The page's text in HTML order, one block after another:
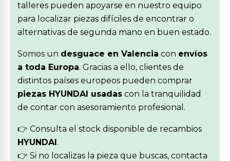
talleres pueden apoyarse en nuestro equipo
para localizar piezas difíciles de encontrar o
alternativas de segunda mano en buen estado.
Somos un desguace en Valencia con envíos
a toda Europa. Gracias a ello, clientes de
distintos países europeos pueden comprar
piezas HYUNDAI usadas con la tranquilidad
de contar con asesoramiento profesional.
👉 Consulta el stock disponible de recambios
HYUNDAI.
👉 Si no localizas la pieza que buscas, contacta